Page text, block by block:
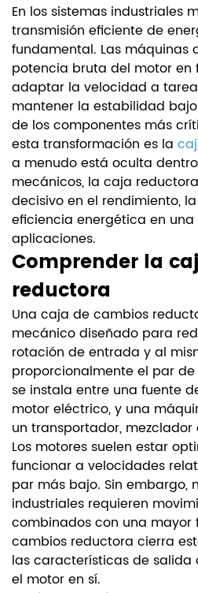
En los sistemas industriales
transmisión eficiente de
fundamental. Las máquinas
potencia bruta del motor en
adaptar la velocidad a
mantener la estabilidad
de los componentes más
esta transformación es la
a menudo está oculta
mecánicos, la caja
decisivo en el rendimiento,
eficiencia energética en
aplicaciones.
Comprender la
reductora
Una caja de cambios
mecánico diseñado para
rotación de entrada y al
proporcionalmente el par
se instala entre una fuente
motor eléctrico, y una
un transportador,
Los motores suelen estar
funcionar a velocidades
par más bajo. Sin embargo,
industriales requieren
combinados con una mayor
cambios reductora cierra
las características de
el motor en sí.